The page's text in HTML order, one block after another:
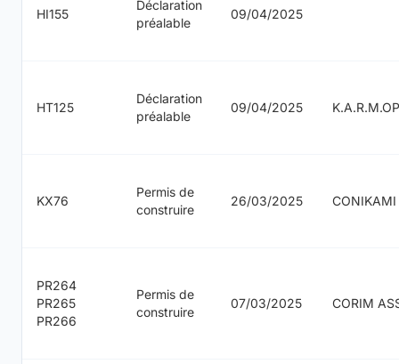
HI155
Déclaration
préalable
09/04/2025
HT125
Déclaration
préalable
09/04/2025
KX76
Permis de
construire
26/03/2025 CONIKAMI
PR264
PR265
PR266
Permis de
construire
07/03/2025 CORIM